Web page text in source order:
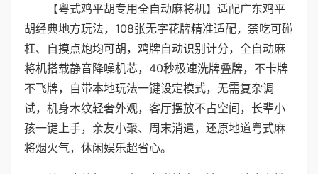
【粤式鸡平胡专用全自动麻将机】适配广东鸡平
胡经典地方玩法，108张无字花牌精准适配，禁吃可碰
杠、自摸点炮均可胡，鸡牌自动识别计分，全自动麻
将机搭载静音降噪机芯，40秒极速洗牌叠牌，不卡牌
不飞牌，自带本地玩法一键设定模式，无需复杂调
试，机身木纹轻奢外观，客厅摆放不占空间，长辈小
孩一键上手，亲友小聚、周末消遣，还原地道粤式麻
将烟火气，休闲娱乐超省心。